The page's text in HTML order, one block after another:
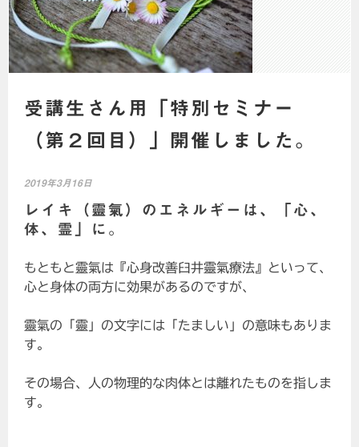
受講生さん用「特別セミナー
（第２回目）」開催しました。
2019年3月16日
レイキ（靈氣）のエネルギーは、「心、
体、霊」に。
もともと靈氣は『心身改善臼井靈氣療法』といって、
心と身体の両方に効果があるのですが、
靈氣の「靈」の文字には「たましい」の意味もありま
す。
その場合、人の物理的な肉体とは離れたものを指しま
す。